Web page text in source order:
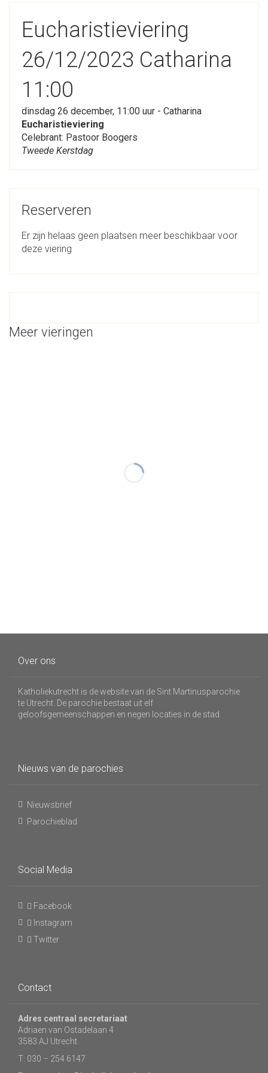
Eucharistieviering
26/12/2023 Catharina
11:00
dinsdag 26 december, 11:00 uur - Catharina
Eucharistieviering
Celebrant: Pastoor Boogers
Tweede Kerstdag
Reserveren
Er zijn helaas geen plaatsen meer beschikbaar voor
deze viering
Meer vieringen
Over ons
Katholiekutrecht is de website van de Sint Martinusparochie
te Utrecht. De parochie bestaat uit elf
geloofsgemeenschappen en negen locaties in de stad.
Nieuws van de parochies
Nieuwsbrief
Parochieblad
Social Media
Facebook
Instagram
Twitter
Contact
Adres centraal secretariaat
Adriaen van Ostadelaan 4
3583 AJ Utrecht
T: 030 – 254 6147